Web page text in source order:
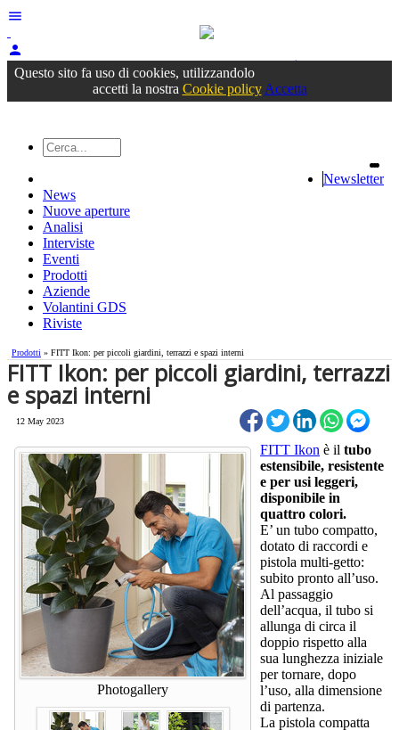
menu
person
Accedioppure registrati
Questo sito fa uso di cookies, utilizzandolo
accetti la nostra Cookie policy Accetta
Newsletter
News
Nuove aperture
Analisi
Interviste
Eventi
Prodotti
Aziende
Volantini GDS
Riviste
Prodotti » ​FITT Ikon: per piccoli giardini, terrazzi e spazi interni
​FITT Ikon: per piccoli giardini, terrazzi
e spazi interni
12 May 2023
Photogallery
FITT Ikon è il tubo
estensibile, resistente
e per usi leggeri,
disponibile in
quattro colori.
E’ un tubo compatto,
dotato di raccordi e
pistola multi-getto:
subito pronto all’uso.
Al passaggio
dell’acqua, il tubo si
allunga di circa il
doppio rispetto alla
sua lunghezza iniziale
per tornare, dopo
l’uso, alla dimensione
di partenza.
La pistola compatta